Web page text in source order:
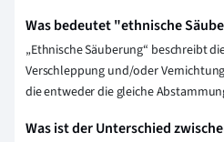
Was bedeutet "ethnische
„Ethnische Säuberung“ beschreibt
Verschleppung und/oder
die entweder die gleiche
Was ist der Unterschied